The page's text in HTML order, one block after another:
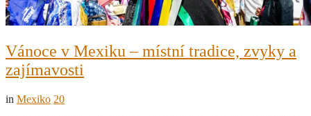
Vánoce v Mexiku – místní tradice, zvyky a
zajímavosti
in Mexiko 20